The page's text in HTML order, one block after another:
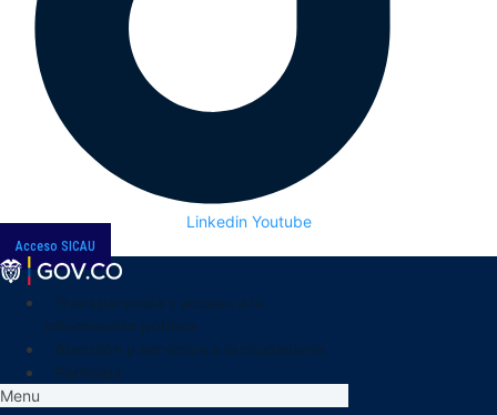
Linkedin Youtube
Acceso SICAU
Menu